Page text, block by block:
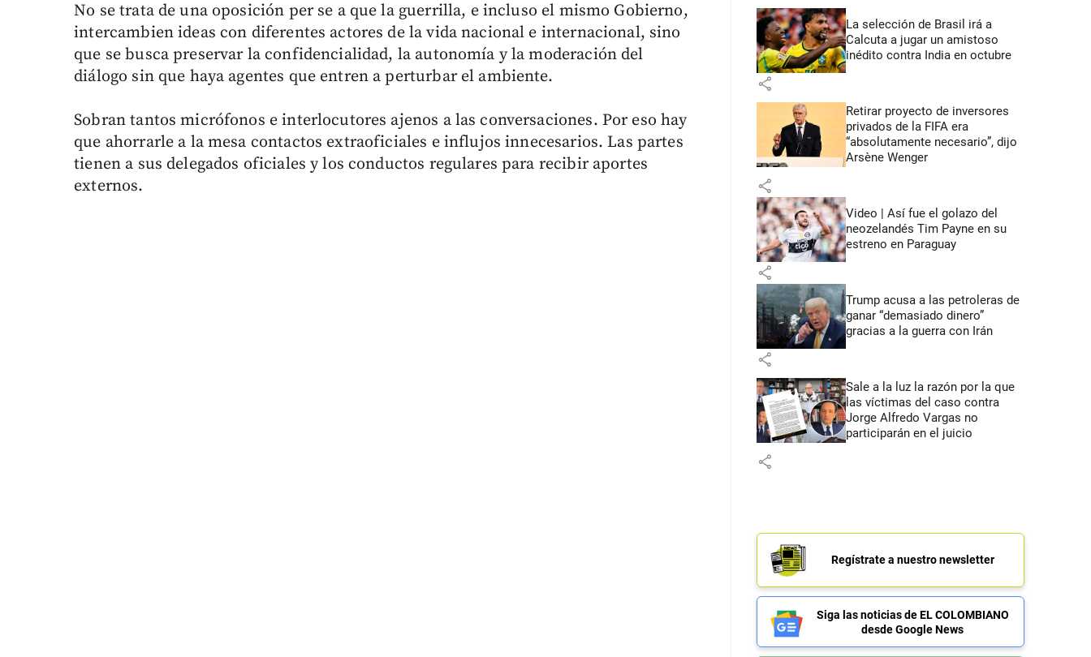
No se trata de una oposición per se a que la guerrilla, e incluso el mismo Gobierno,
intercambien ideas con diferentes actores de la vida nacional e internacional, sino
que se busca preservar la confidencialidad, la autonomía y la moderación del
diálogo sin que haya agentes que entren a perturbar el ambiente.
Sobran tantos micrófonos e interlocutores ajenos a las conversaciones. Por eso hay
que ahorrarle a la mesa contactos extraoficiales e influjos innecesarios. Las partes
tienen a sus delegados oficiales y los conductos regulares para recibir aportes
externos.
La selección de Brasil irá a
Calcuta a jugar un amistoso
inédito contra India en octubre
share
Retirar proyecto de inversores
privados de la FIFA era
“absolutamente necesario”, dijo
Arsène Wenger
share
Video | Así fue el golazo del
neozelandés Tim Payne en su
estreno en Paraguay
share
Trump acusa a las petroleras de
ganar “demasiado dinero”
gracias a la guerra con Irán
share
Sale a la luz la razón por la que
las víctimas del caso contra
Jorge Alfredo Vargas no
participarán en el juicio
share
Regístrate a nuestro newsletter
Siga las noticias de EL COLOMBIANO
desde Google News